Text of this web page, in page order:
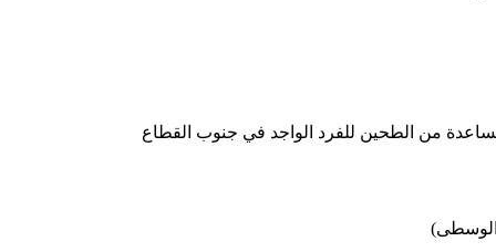
من الطحين للفرد الواجد في جنوب القطاع
الوسطى)